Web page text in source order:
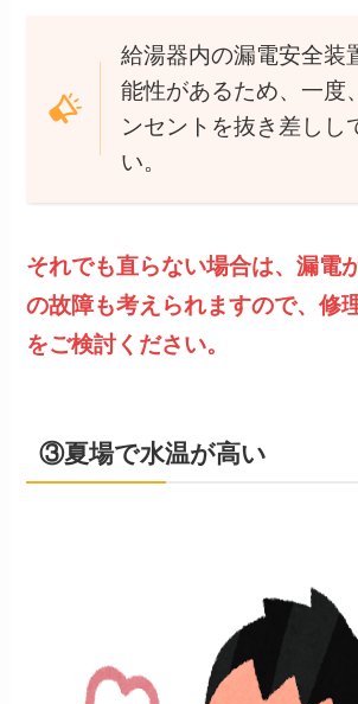
給湯器内の漏電安全装
能性があるため、一度
ンセントを抜き差しし
い。
それでも直らない場合は、漏電
の故障も考えられますので、修
をご検討ください。
③夏場で水温が高い